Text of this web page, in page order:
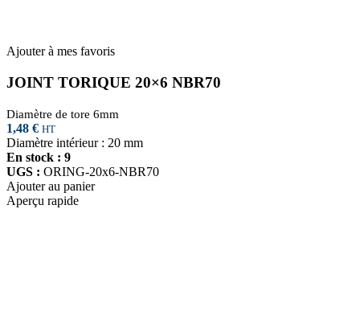
Ajouter à mes favoris
JOINT TORIQUE 20×6 NBR70
Diamètre de tore 6mm
1,48 € HT
Diamètre intérieur : 20 mm
En stock : 9
UGS : ORING-20x6-NBR70
Ajouter au panier
Aperçu rapide